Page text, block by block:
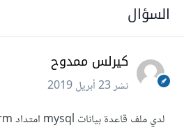
السؤال
كيرلس ممدوح
نشر23 أبريل 2019